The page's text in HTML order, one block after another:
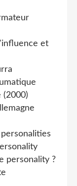
et
(2000)
personality ?